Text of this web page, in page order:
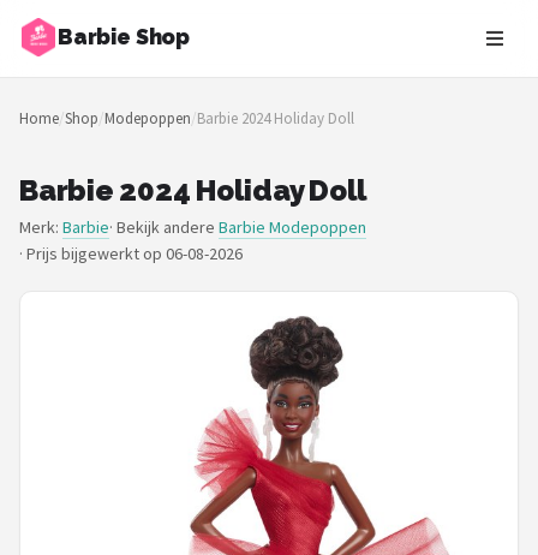
Barbie Shop
Zoeken
NAVIGATIE
Merken
Blog
Home/Shop/Modepoppen/Barbie 2024 Holiday Doll
Barbie 2024 Holiday Doll
Merk: Barbie· Bekijk andere Barbie Modepoppen
· Prijs bijgewerkt op 06-08-2026